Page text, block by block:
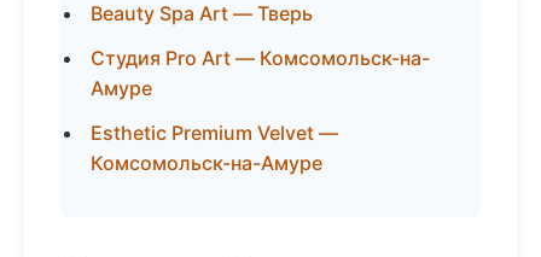
Beauty Spa Art — Тверь
Студия Pro Art — Комсомольск-на-
Амуре
Esthetic Premium Velvet —
Комсомольск-на-Амуре